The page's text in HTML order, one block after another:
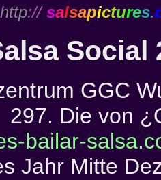
http:// salsapictures.
Social
GGC
297. Die von
bailar-
Jahr Mitte